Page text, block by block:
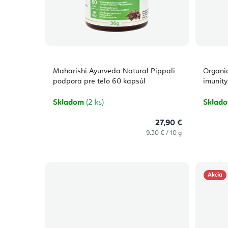
Maharishi Ayurveda Natural Pippali
podpora pre telo 60 kapsúl
Skladom (2 ks)
27,90 €
Jednotková
9,30 € / 10 g
Akcia